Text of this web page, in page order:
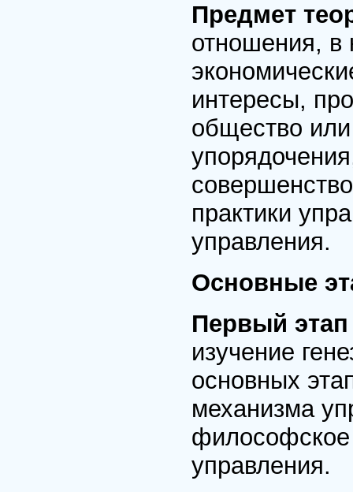
Предмет
отношения, в
интересы,
общество
практики
управления.
Основные
Первый этап
изучение
основных
механизма
управления.